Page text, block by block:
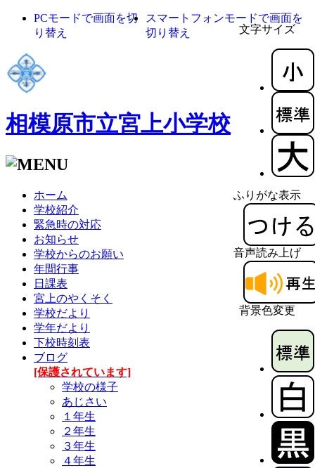
文字サイズ
ふりがな表示
音声読み上げ
背景色変更
PCモードで画面を切
り替え
スマートフォンモードで画面を
切り替え
相模原市立宮上小学校
ホーム
学校紹介
緊急時の対応
お知らせ
学校からのお願い
年間行事
日課表
宮上のやくそく
学校だより
学年だより
下校時刻表
ブログ
[保護されています]
学校の様子
あじさい
１年生
２年生
３年生
４年生